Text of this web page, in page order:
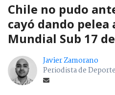
Chile no pudo
cayó dando pelea
Mundial Sub 17
Javier Zamorano
Periodista de